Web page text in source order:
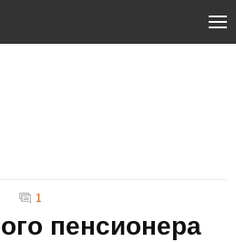
1
пенсионера